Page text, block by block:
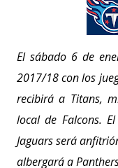
El sábado 6 de
2017/18 con los
recibirá a Titans,
local de Falcons.
Jaguars será
albergará a